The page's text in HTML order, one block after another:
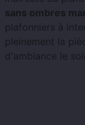
sans ombres
plafonniers à
pleinement la
d'ambiance le